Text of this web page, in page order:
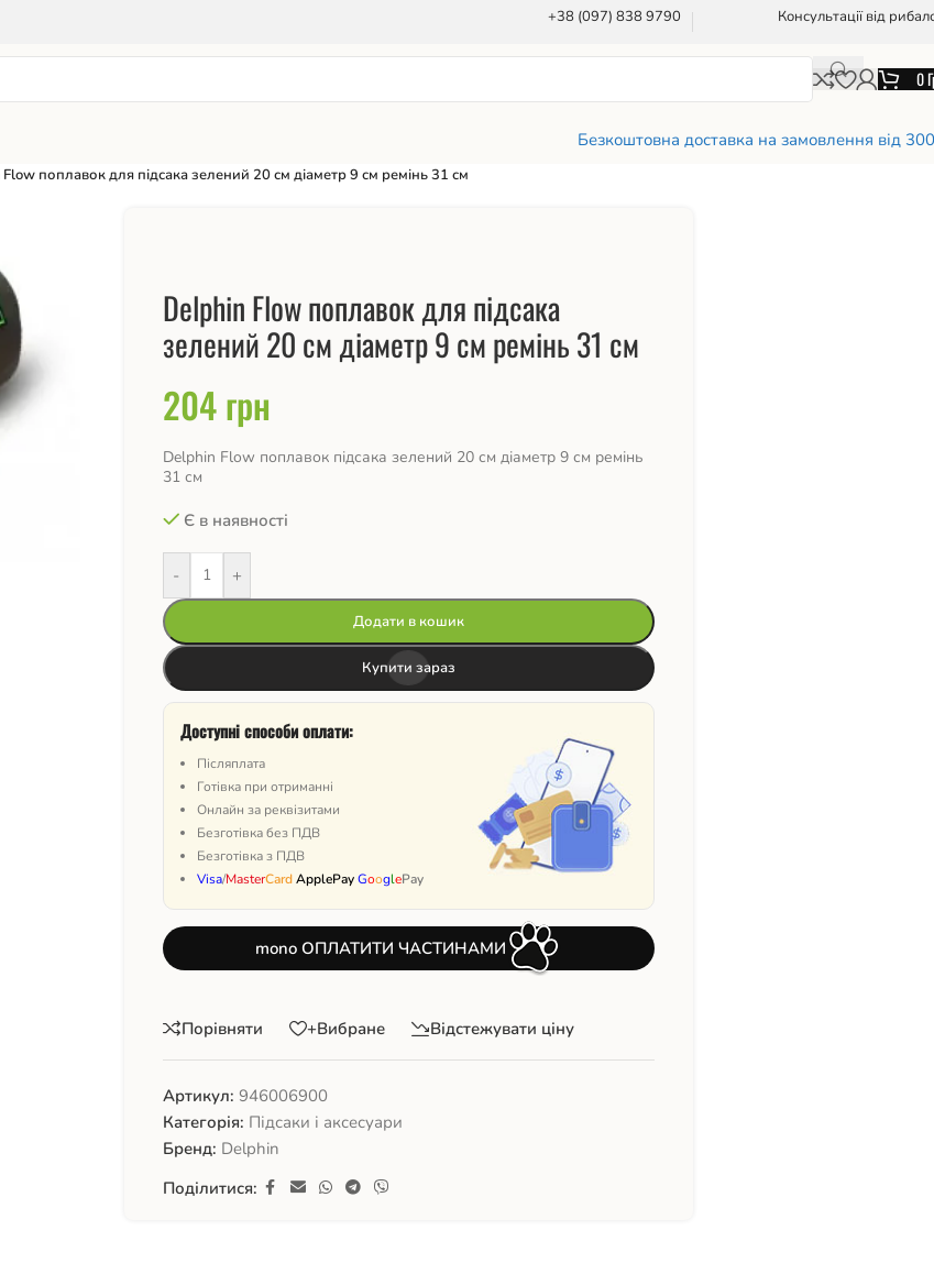
+38 (097) 838 9790 Консультації від
0
Безкоштовна доставка на замовлення від
поплавок для підсака зелений 20 см діаметр 9 см ремінь 31 см
Delphin Flow поплавок для підсака
зелений 20 см діаметр 9 см ремінь 31 см
204грн
Delphin Flow поплавок підсака зелений 20 см діаметр 9 см ремінь
31 см
Є в наявності
- +
Додати в кошик
Купити зараз
Доступні способи оплати:
Післяплата
Готівка при отриманні
Онлайн за реквізитами
Безготівка без ПДВ
Безготівка з ПДВ
Visa/MasterCard ApplePay GooglePay
mono ОПЛАТИТИ ЧАСТИНАМИ
Порівняти +Вибране Відстежувати ціну
Артикул: 946006900
Категорія: Підсаки і аксесуари
Бренд: Delphin
Поділитися: